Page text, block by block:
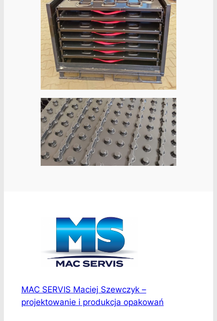
MAC SERVIS Maciej Szewczyk –
projektowanie i produkcja opakowań